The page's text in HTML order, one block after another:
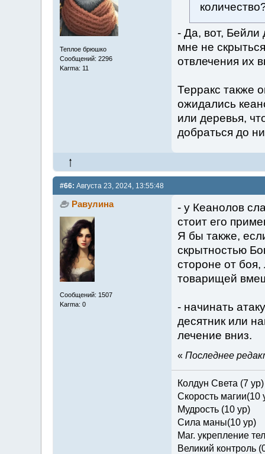
Теплое брюшко
Сообщений: 2296
Karma: 11
- Да, вот, Бейли
мне не
отвлечения их
Терракс также
ожидались
или деревья,
добраться до
#66: Августа 23, 2024, 13:55:48
Равулина
Сообщений: 1507
Karma: 0
- у Кеанолов
стоит его
Я бы также,
скрытностью
стороне от
товарищей
- начинать
десятник или
лечение вниз.
« Последнее
Колдун Света (7
Скорость магии(10
Мудрость (10 ур)
Сила маны(10 ур)
Маг. укрепление
Великий контроль